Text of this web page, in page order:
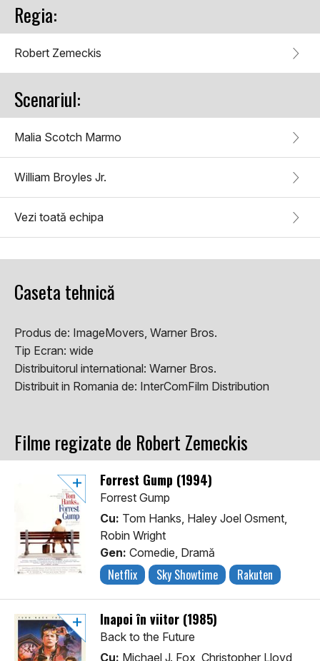
Regia:
Robert Zemeckis
Scenariul:
Malia Scotch Marmo
William Broyles Jr.
Vezi toată echipa
Caseta tehnică
Produs de: ImageMovers, Warner Bros.
Tip Ecran: wide
Distribuitorul international: Warner Bros.
Distribuit in Romania de: InterComFilm Distribution
Filme regizate de Robert Zemeckis
Forrest Gump (1994)
Forrest Gump
Cu: Tom Hanks, Haley Joel Osment,
Robin Wright
Gen: Comedie, Dramă
Netflix Sky Showtime Rakuten
Înapoi în viitor (1985)
Back to the Future
Cu: Michael J. Fox, Christopher Lloyd,